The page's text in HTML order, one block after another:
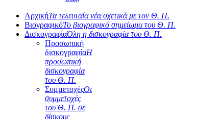
ΑρχικήΤα τελευταία νέα σχετικά με τον Θ. Π.
ΒιογραφικόΤο βιογραφικό σημείωμα του Θ. Π.
ΔισκογραφίαΌλη η δισκογραφία του Θ. Π.
Προσωπική
δισκογραφίαΗ
προσωπική
δισκογραφία
του Θ. Π.
ΣυμμετοχέςΟι
συμμετοχές
του Θ. Π. σε
δίσκους